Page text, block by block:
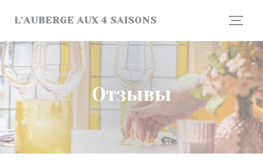
L'AUBERGE AUX 4 SAISONS
Отзывы